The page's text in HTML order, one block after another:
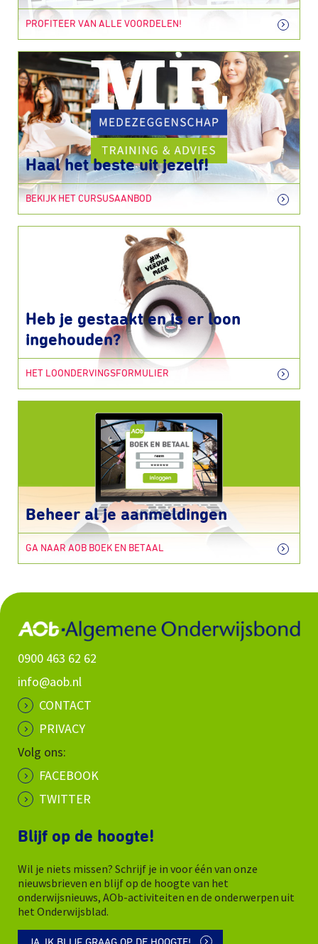
PROFITEER VAN ALLE VOORDELEN!
Haal het beste uit jezelf!
BEKIJK HET CURSUSAANBOD
Heb je gestaakt en is er loon
ingehouden?
HET LOONDERVINGSFORMULIER
Beheer al je aanmeldingen
GA NAAR AOB BOEK EN BETAAL
0900 463 62 62
info@aob.nl
CONTACT
PRIVACY
Volg ons:
FACEBOOK
TWITTER
Blijf op de hoogte!
Wil je niets missen? Schrijf je in voor één van onze
nieuwsbrieven en blijf op de hoogte van het
onderwijsnieuws, AOb-activiteiten en de onderwerpen uit
het Onderwijsblad.